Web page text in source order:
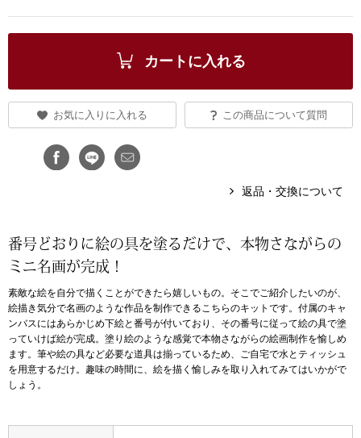
すべて見る
ダーウェア
ショルダーバ
クラッチバッグ
ボディバッグ
リュック･バッ
ボストンバッグ
スーツケース
カートに入れる
お気に入りに入れる この商品について質問
返品・交換について
番号どおりに絵の具を塗るだけで、本物さながらの
ミニ名画が完成！
素敵な絵を自分で描くことができたら嬉しいもの。そこでご紹介したいのが、
絵描き気分で名画のような作品を制作できるこちらのキットです。付属のキャ
ンバスにはあらかじめ下絵と番号が付いており、その番号に従って絵の具で塗
っていけば絵が完成。塗り絵のような感覚で本物さながらの絵画制作を愉しめ
ます。筆や絵の具など必要な道具は揃っているため、ご自宅で水とティッシュ
を用意するだけ。趣味の時間に、絵を描く愉しみを取り入れてみてはいかがで
しょう。